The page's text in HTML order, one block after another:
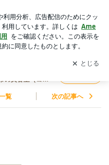
アフュール・リー）のブログ
の更新通知
を受け取りまし
開く
の美容室（コア
覧 次の記事へ